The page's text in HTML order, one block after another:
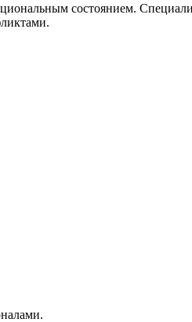
состоянием.